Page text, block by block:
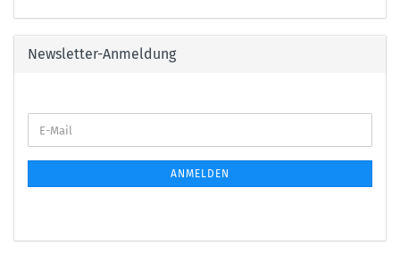
Newsletter-Anmeldung
E-
Mail
ANMELDEN